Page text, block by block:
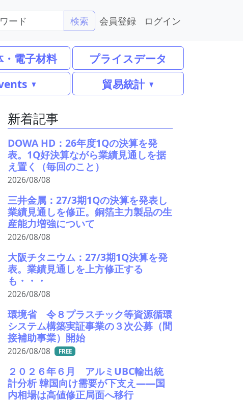
検索 会員登録 ログイン
・電子材料
プライスデータ
貿易統計
新着記事
DOWA HD：26年度1Qの決算を発
表。1Q好決算ながら業績見通しを据
え置く（毎回のこと）
2026/08/08
三井金属：27/3期1Qの決算を発表し
業績見通しを修正。銅箔主力製品の生
産能力増強について
2026/08/08
大阪チタニウム：27/3期1Q決算を発
表。業績見通しを上方修正する
も・・・
2026/08/08
環境省 令８プラスチック等資源循環
システム構築実証事業の３次公募（間
接補助事業）開始
2026/08/08 FREE
２０２６年６月 アルミUBC輸出統
計分析 韓国向け需要が下支え――国
内相場は高値修正局面へ移行